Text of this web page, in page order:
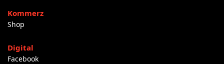
Kommerz
Shop
Digital
Facebook